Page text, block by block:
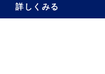
詳しくみる